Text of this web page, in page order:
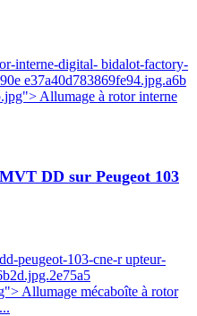
interne-digital- bidalot-factory-
e37a40d783869fe94.jpg.a6b
Allumage à rotor interne
DD sur Peugeot 103
peugeot-103-cne-r upteur-
Allumage mécaboîte à rotor